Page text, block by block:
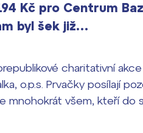
Kč pro Centrum
byl šek již…
charitativní akce
o.p.s. Prvačky posílají
mnohokrát všem, kteří do